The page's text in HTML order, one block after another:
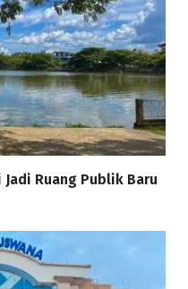
Ruang Publik Baru